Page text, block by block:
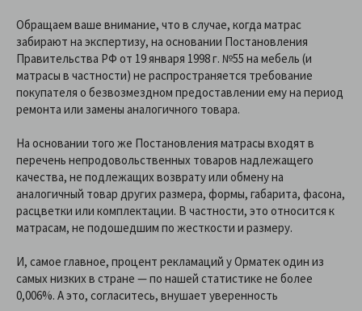
Обращаем ваше внимание, что в случае, когда матрас
забирают на экспертизу, на основании Постановления
Правительства РФ от 19 января 1998 г. №55 на мебель (и
матрасы в частности) не распространяется требование
покупателя о безвозмездном предоставлении ему на период
ремонта или замены аналогичного товара.
На основании того же Постановления матрасы входят в
перечень непродовольственных товаров надлежащего
качества, не подлежащих возврату или обмену на
аналогичный товар других размера, формы, габарита, фасона,
расцветки или комплектации. В частности, это относится к
матрасам, не подошедшим по жесткости и размеру.
И, самое главное, процент рекламаций у Орматек один из
самых низких в стране — по нашей статистике не более
0,006%. А это, согласитесь, внушает уверенность